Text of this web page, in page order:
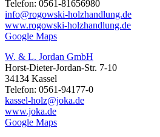
Telefon: 0561-81656980
info@rogowski-holzhandlung.de
www.rogowski-holzhandlung.de
Google Maps
W. & L. Jordan GmbH
Horst-Dieter-Jordan-Str. 7-10
34134 Kassel
Telefon: 0561-94177-0
kassel-holz@joka.de
www.joka.de
Google Maps